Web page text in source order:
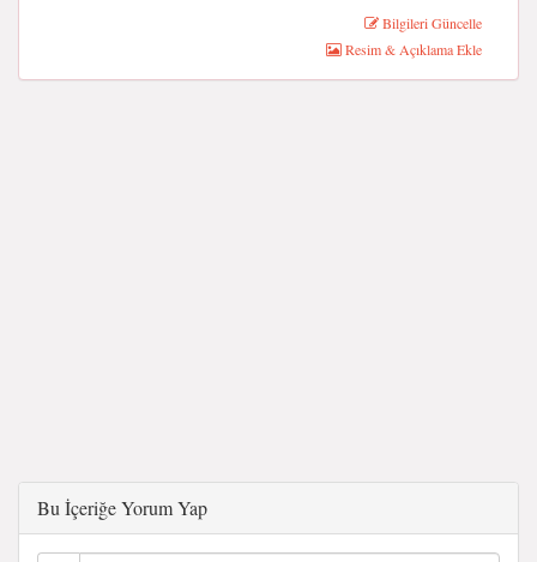
Bilgileri Güncelle
Resim & Açıklama Ekle
Bu İçeriğe Yorum Yap